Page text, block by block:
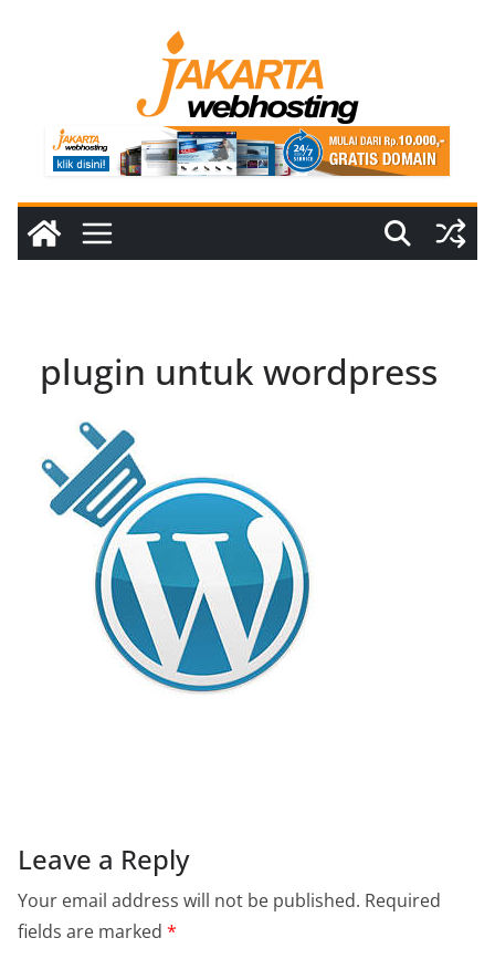
plugin untuk wordpress
Leave a Reply
Your email address will not be published. Required
fields are marked *